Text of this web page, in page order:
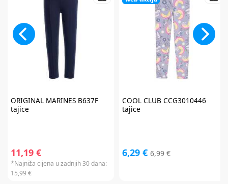
ORIGINAL MARINESB637F
tajice
11,19 €
*Najniža cijena u zadnjih 30 dana:
15,99 €
COOL CLUB CCG3010446
tajice
6,29 € 6,99 €
7% popusta